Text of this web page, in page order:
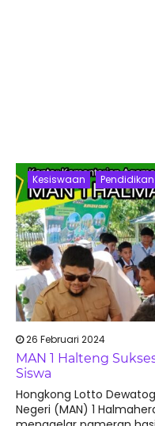
Kesiswaan Pendidikan
26 Februari 2024
MAN 1 Halteng
Siswa
Hongkong Lotto
Negeri (MAN) 1